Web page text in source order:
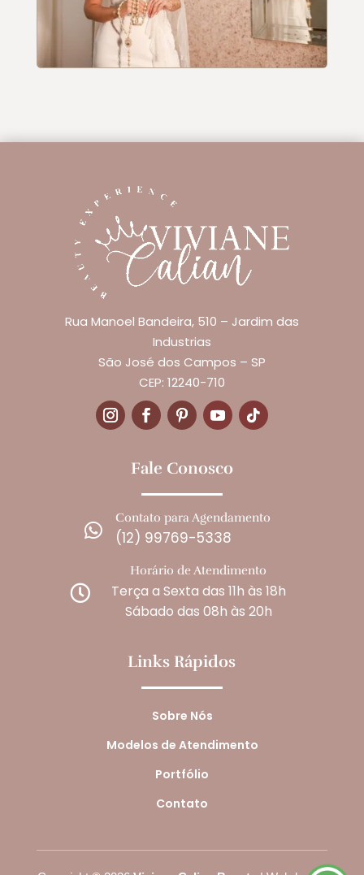
Rua Manoel Bandeira, 510 – Jardim das
Industrias
São José dos Campos – SP
CEP: 12240-710
Fale Conosco

Contato para Agendamento
(12) 99769-5338

Horário de Atendimento
Terça a Sexta das 11h às 18h
Sábado das 08h às 20h
Links Rápidos
Sobre Nós
Modelos de Atendimento
Portfólio
Contato